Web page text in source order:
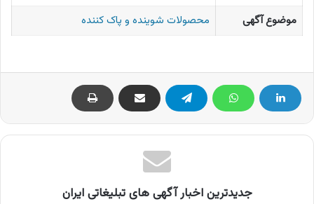
موضوع آگهی
محصولات شوینده و پاک کننده
جدیدترین اخبار آگهی های تبلیغاتی ایران